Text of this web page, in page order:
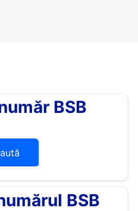
BSB
BSB